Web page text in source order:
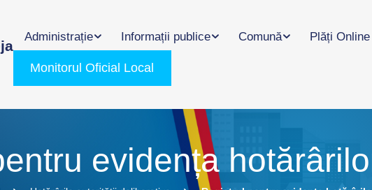
Administrație Informații publice Comună Plăți Online
Monitorul Oficial Local
evidența